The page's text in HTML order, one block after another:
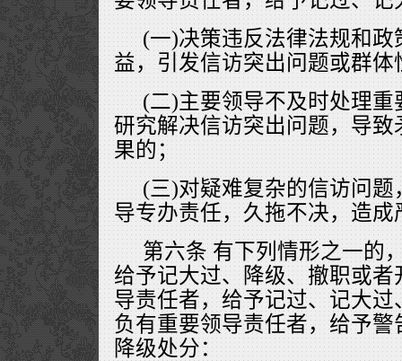
(一)决策违反法律法规和
益，引发信访突出问题或群体
(二)主要领导不及时处理
研究解决信访突出问题，导
果的；
(三)对疑难复杂的信访问
导专办责任，久拖不决，造成
第六条 有下列情形之一的
给予记大过、降级、撤职或
导责任者，给予记过、记大
负有重要领导责任者，给予
降级处分：